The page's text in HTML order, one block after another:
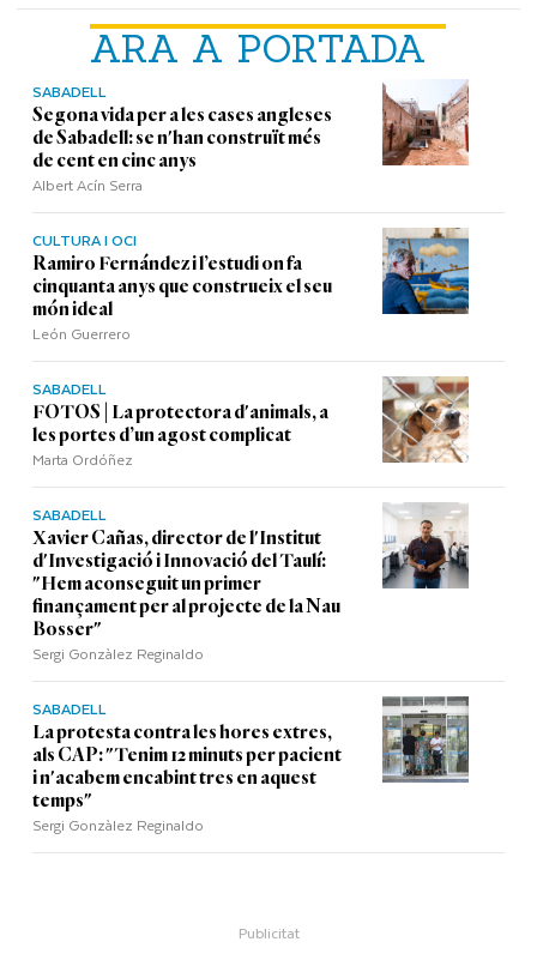
ARA A PORTADA
SABADELL
Segona vida per a les cases angleses
de Sabadell: se n'han construït més
de cent en cinc anys
Albert Acín Serra
CULTURA I OCI
Ramiro Fernández i l’estudi on fa
cinquanta anys que construeix el seu
món ideal
León Guerrero
SABADELL
FOTOS | La protectora d'animals, a
les portes d’un agost complicat
Marta Ordóñez
SABADELL
Xavier Cañas, director de l'Institut
d'Investigació i Innovació del Taulí:
"Hem aconseguit un primer
finançament per al projecte de la Nau
Bosser"
Sergi Gonzàlez Reginaldo
SABADELL
La protesta contra les hores extres,
als CAP: "Tenim 12 minuts per pacient
i n'acabem encabint tres en aquest
temps"
Sergi Gonzàlez Reginaldo